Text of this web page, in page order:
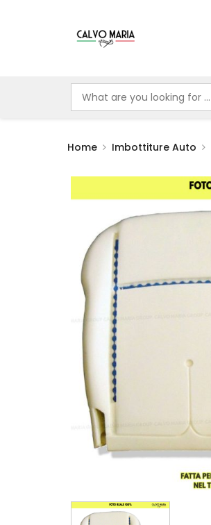
Home Imbottiture Auto